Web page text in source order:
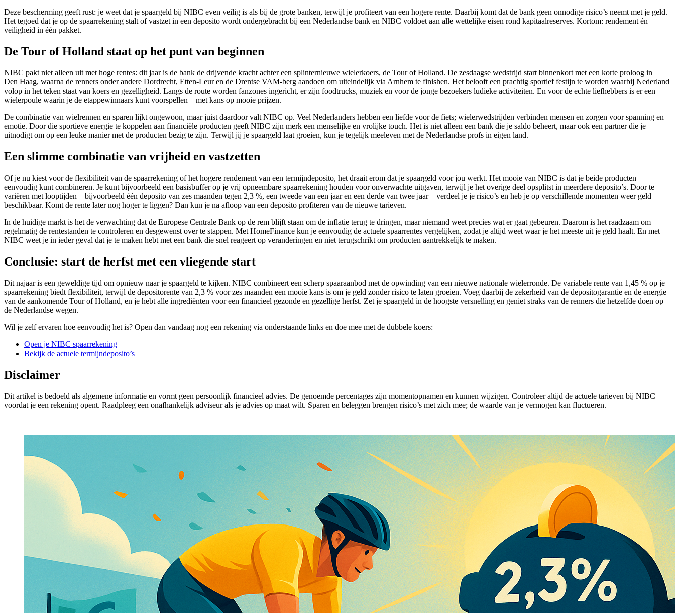
Deze bescherming geeft rust: je weet dat je spaargeld bij NIBC even veilig is als bij de grote banken, terwijl je profiteert van een hogere rente. Daarbij komt dat de bank geen onnodige risico’s neemt met je geld.
Het tegoed dat je op de spaarrekening stalt of vastzet in een deposito wordt ondergebracht bij een Nederlandse bank en NIBC voldoet aan alle wettelijke eisen rond kapitaalreserves. Kortom: rendement én
veiligheid in één pakket.
De Tour of Holland staat op het punt van beginnen
NIBC pakt niet alleen uit met hoge rentes: dit jaar is de bank de drijvende kracht achter een splinternieuwe wielerkoers, de Tour of Holland. De zesdaagse wedstrijd start binnenkort met een korte proloog in
Den Haag, waarna de renners onder andere Dordrecht, Etten‑Leur en de Drentse VAM‑berg aandoen om uiteindelijk via Arnhem te finishen. Het belooft een prachtig sportief festijn te worden waarbij Nederland
volop in het teken staat van koers en gezelligheid. Langs de route worden fanzones ingericht, er zijn foodtrucks, muziek en voor de jonge bezoekers ludieke activiteiten. En voor de echte liefhebbers is er een
wielerpoule waarin je de etappewinnaars kunt voorspellen – met kans op mooie prijzen.
De combinatie van wielrennen en sparen lijkt ongewoon, maar juist daardoor valt NIBC op. Veel Nederlanders hebben een liefde voor de fiets; wielerwedstrijden verbinden mensen en zorgen voor spanning en
emotie. Door die sportieve energie te koppelen aan financiële producten geeft NIBC zijn merk een menselijke en vrolijke touch. Het is niet alleen een bank die je saldo beheert, maar ook een partner die je
uitnodigt om op een leuke manier met de producten bezig te zijn. Terwijl jij je spaargeld laat groeien, kun je tegelijk meeleven met de Nederlandse profs in eigen land.
Een slimme combinatie van vrijheid en vastzetten
Of je nu kiest voor de flexibiliteit van de spaarrekening of het hogere rendement van een termijndeposito, het draait erom dat je spaargeld voor jou werkt. Het mooie van NIBC is dat je beide producten
eenvoudig kunt combineren. Je kunt bijvoorbeeld een basisbuffer op je vrij opneembare spaarrekening houden voor onverwachte uitgaven, terwijl je het overige deel opsplitst in meerdere deposito’s. Door te
variëren met looptijden – bijvoorbeeld één deposito van zes maanden tegen 2,3 %, een tweede van een jaar en een derde van twee jaar – verdeel je je risico’s en heb je op verschillende momenten weer geld
beschikbaar. Komt de rente later nog hoger te liggen? Dan kun je na afloop van een deposito profiteren van de nieuwe tarieven.
In de huidige markt is het de verwachting dat de Europese Centrale Bank op de rem blijft staan om de inflatie terug te dringen, maar niemand weet precies wat er gaat gebeuren. Daarom is het raadzaam om
regelmatig de rentestanden te controleren en desgewenst over te stappen. Met HomeFinance kun je eenvoudig de actuele spaarrentes vergelijken, zodat je altijd weet waar je het meeste uit je geld haalt. En met
NIBC weet je in ieder geval dat je te maken hebt met een bank die snel reageert op veranderingen en niet terugschrikt om producten aantrekkelijk te maken.
Conclusie: start de herfst met een vliegende start
Dit najaar is een geweldige tijd om opnieuw naar je spaargeld te kijken. NIBC combineert een scherp spaaraanbod met de opwinding van een nieuwe nationale wielerronde. De variabele rente van 1,45 % op je
spaarrekening biedt flexibiliteit, terwijl de depositorente van 2,3 % voor zes maanden een mooie kans is om je geld zonder risico te laten groeien. Voeg daarbij de zekerheid van de depositogarantie en de energie
van de aankomende Tour of Holland, en je hebt alle ingrediënten voor een financieel gezonde en gezellige herfst. Zet je spaargeld in de hoogste versnelling en geniet straks van de renners die hetzelfde doen op
de Nederlandse wegen.
Wil je zelf ervaren hoe eenvoudig het is? Open dan vandaag nog een rekening via onderstaande links en doe mee met de dubbele koers:
Open je NIBC spaarrekening
Bekijk de actuele termijndeposito’s
Disclaimer
Dit artikel is bedoeld als algemene informatie en vormt geen persoonlijk financieel advies. De genoemde percentages zijn momentopnamen en kunnen wijzigen. Controleer altijd de actuele tarieven bij NIBC
voordat je een rekening opent. Raadpleeg een onafhankelijk adviseur als je advies op maat wilt. Sparen en beleggen brengen risico’s met zich mee; de waarde van je vermogen kan fluctueren.